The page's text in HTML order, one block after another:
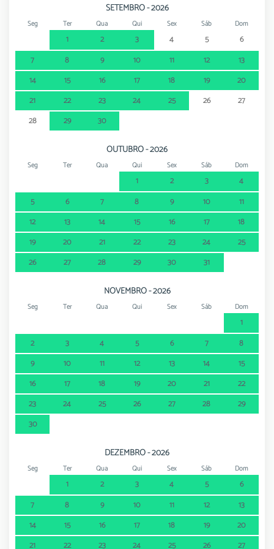
SETEMBRO - 2026
Seg Ter Qua Qui Sex Sáb Dom
1 2 3 4 5
6
7
8 9 10 11 12
13
14
15 16 17 18 19
20
21
22 23 24 25 26
27
28
29 30
OUTUBRO - 2026
Seg Ter Qua Qui Sex Sáb Dom
1 2 3
4
5
6 7 8 9 10
11
12
13 14 15 16 17
18
19
20 21 22 23 24
25
26
27 28 29 30 31
NOVEMBRO - 2026
Seg Ter Qua Qui Sex Sáb Dom
1
2
3 4 5 6 7
8
9
10 11 12 13 14
15
16
17 18 19 20 21
22
23
24 25 26 27 28
29
30
DEZEMBRO - 2026
Seg Ter Qua Qui Sex Sáb Dom
1 2 3 4 5
6
7
8 9 10 11 12
13
14
15 16 17 18 19
20
21
22 23 24 25 26 27